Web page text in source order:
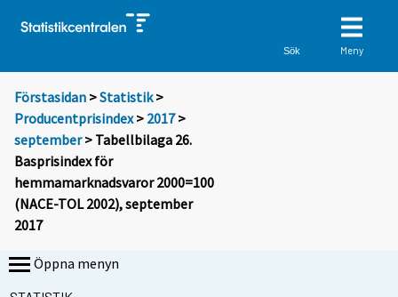
Sök Meny
Förstasidan >Statistik >
Producentprisindex> 2017>
september> Tabellbilaga 26.
Basprisindex för
hemmamarknadsvaror 2000=100
(NACE-TOL 2002), september
2017
Öppna menyn